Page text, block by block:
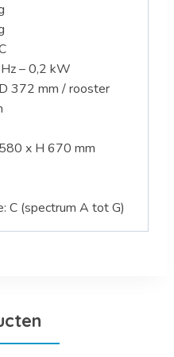
– 0,2 kW
372 mm / rooster
x H 670 mm
C (spectrum A tot G)